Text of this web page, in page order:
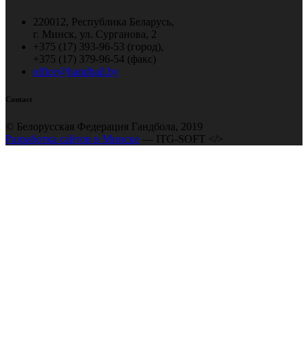
220012, Республика Беларусь,
г. Минск, ул. Сурганова, 2
+375 (17) 393-96-53 (город),
+375 (17) 379-96-54 (факс)
office@handball.by
Contact
© Белорусская Федерация Гандбола, 2019
Разработка сайтов в Минске — ITG-SOFT </>